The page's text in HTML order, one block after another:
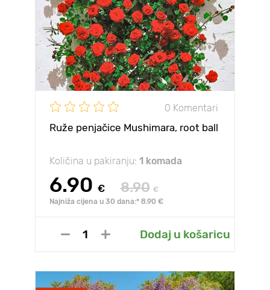
0 Komentari
Ruže penjačice Mushimara, root ball
Količina u pakiranju: 1 komada
6.90 € 8.90 €
Najniža cijena u 30 dana:* 8.90 €
Dodaj u košaricu